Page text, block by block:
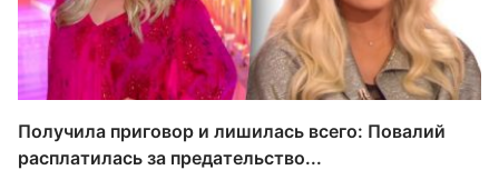
Получила приговор и лишилась всего: Повалий
расплатилась за предательство...